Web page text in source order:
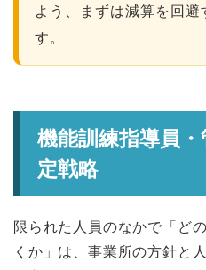
よう、まずは減算を回
す。
機能訓練指導員
定戦略
限られた人員のなかで「ど
くか」は、事業所の方針と